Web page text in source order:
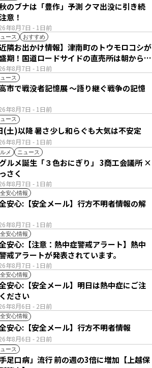
年8月7日 - 1日前
ブナは「豊作」予測 クマ出没に引き続
意！
ース おすすめ
年8月7日 - 1日前
近隣お出かけ情報】津南町のトウモロコシが
期！国道ロードサイドの直売所は朝から長
ース
年8月7日 - 1日前
市で戦没者記憶展 ～語り継ぐ戦争の記憶
ース
年8月7日 - 1日前
8日(土)以降 暑さ少し和らぐも大気は不安定
メ ニュース
年8月7日 - 1日前
ルメ誕生「３色おにぎり」 3商工会議所 ×
さく
安心情報
年8月7日 - 1日前
安心:【安全メール】行方不明者情報の解
安心情報
年8月7日 - 1日前
安心:【注意：熱中症警戒アラート】熱中
戒アラートが発表されています。
安心情報
年8月6日 - 2日前
安心:【安全メール】明日は熱中症にご注
ださい
安心情報
年8月6日 - 2日前
安心:【安全メール】行方不明者情報
ース
口病」流行 前の週の3倍に増加【上越保